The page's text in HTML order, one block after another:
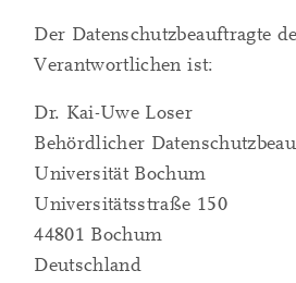
Der Datenschutzbeauftragte
Verantwortlichen ist:
Dr. Kai-Uwe Loser
Behördlicher
Universität Bochum
Universitätsstraße 150
44801 Bochum
Deutschland